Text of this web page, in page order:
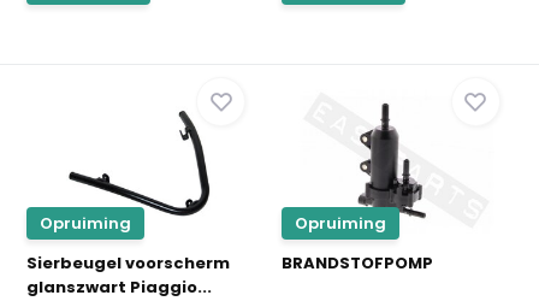
Opruiming
Sierbeugel voorscherm
glanszwart Piaggio...
Opruiming
BRANDSTOFPOMP